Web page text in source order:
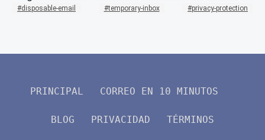
disposable-email
temporary-inbox privacy-protection
PRINCIPAL CORREO EN 10 MINUTOS
BLOG PRIVACIDAD TÉRMINOS